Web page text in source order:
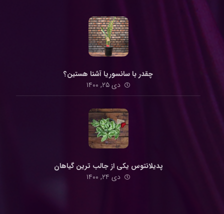
چقدر با سانسوریا آشنا هستین؟
دی ۲۵, ۱۴۰۰
پدیلانتوس یکی از جالب ترین گیاهان
دی ۲۴, ۱۴۰۰